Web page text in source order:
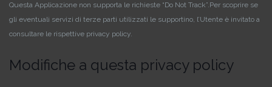
Questa Applicazione non supporta le richieste “Do Not Track”.Per scoprire se
gli eventuali servizi di terze parti utilizzati le supportino, l’Utente è invitato a
consultare le rispettive privacy policy.
Modifiche a questa privacy policy